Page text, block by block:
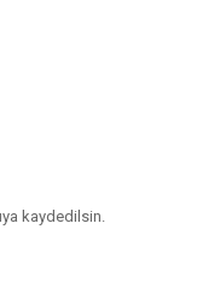
kaydedilsin.